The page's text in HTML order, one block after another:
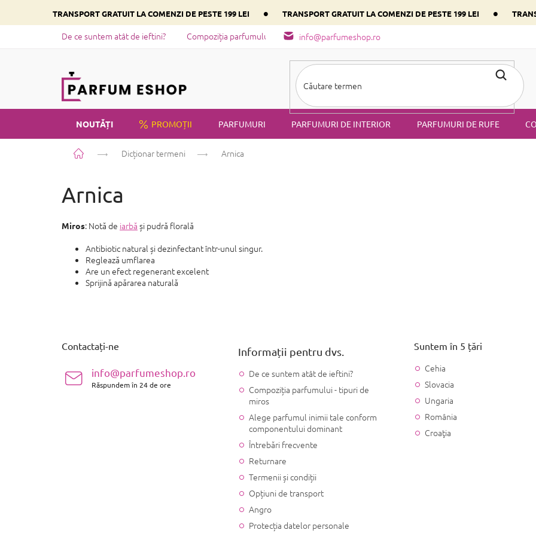
conținut
TRANSPORT GRATUIT LA COMENZI DE PESTE 199 LEI • TRANSPORT GRATUIT LA COMENZI DE PESTE 199 LEI •
info@parfumeshop.ro
De ce suntem atât de ieftini? Compoziția parfumului - tipuri de miros Alege parfumul inimii tale conform componentului
NOUTĂȚI PROMOȚII PARFUMURI PARFUMURI DE INTERIOR PARFUMURI DE RUFE
PRIVATE LABEL
Acasă Dicționar termeni Arnica
Arnica
Miros: Notă de iarbă și pudră florală
Antibiotic natural și dezinfectant într-unul singur.
Reglează umflarea
Are un efect regenerant excelent
Sprijină apărarea naturală
Contactați-ne
info@parfumeshop.ro
Răspundem în 24 de ore
Informații pentru dvs.
De ce suntem atât de ieftini?
Compoziția parfumului - tipuri de
miros
Alege parfumul inimii tale conform
componentului dominant
Întrebări frecvente
Returnare
Termenii și condiții
Opțiuni de transport
Angro
Protecția datelor personale
Suntem în 5 țări
Cehia
Slovacia
Ungaria
România
Croaţia